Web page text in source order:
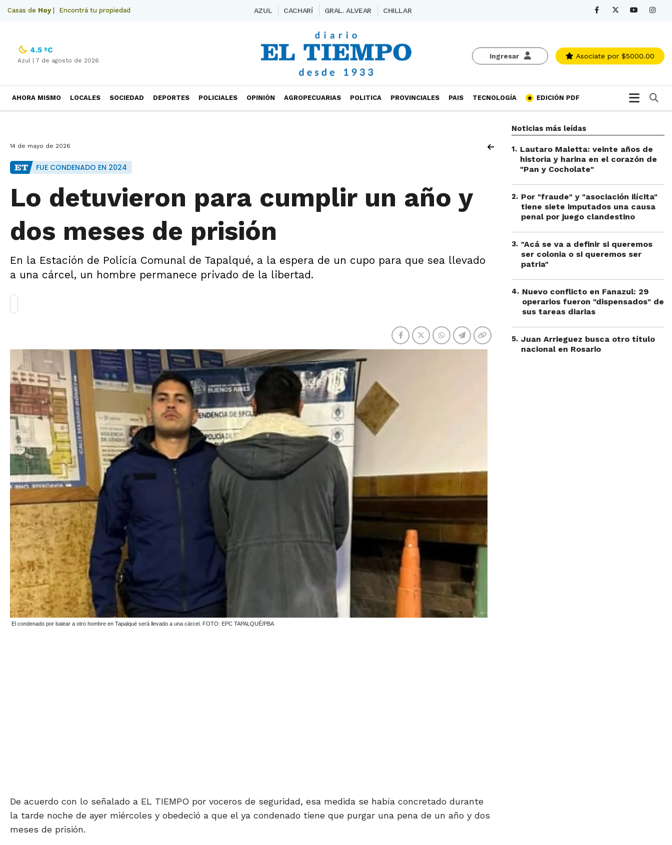
Casas de Hoy| Encontrá tu propiedad AZUL CACHARÍ GRAL. ALVEAR CHILLAR
Ingresar Asociate por $5000.00
4.5 ºC
Azul | 7 de agosto de 2026
AHORA MISMO LOCALES SOCIEDAD DEPORTES POLICIALES OPINIÓN AGROPECUARIAS POLITICA PROVINCIALES PAIS TECNOLOGÍA EDICIÓN PDF
14 de mayo de 2026
FUE CONDENADO EN 2024
Lo detuvieron para cumplir un año y
dos meses de prisión
En la Estación de Policía Comunal de Tapalqué, a la espera de un cupo para que sea llevado
a una cárcel, un hombre permanece privado de la libertad.
El condenado por balear a otro hombre en Tapalqué será llevado a una cárcel. FOTO: EPC TAPALQUÉ/PBA
De acuerdo con lo señalado a EL TIEMPO por voceros de seguridad, esa medida se había concretado durante
la tarde noche de ayer miércoles y obedeció a que el ya condenado tiene que purgar una pena de un año y dos
meses de prisión.
Noticias más leídas
1. Lautaro Maletta: veinte años de
historia y harina en el corazón de
"Pan y Cocholate"
2. Por "fraude" y "asociación ilícita"
tiene siete imputados una causa
penal por juego clandestino
3. "Acá se va a definir si queremos
ser colonia o si queremos ser
patria"
4. Nuevo conflicto en Fanazul: 29
operarios fueron "dispensados" de
sus tareas diarias
5. Juan Arrieguez busca otro título
nacional en Rosario